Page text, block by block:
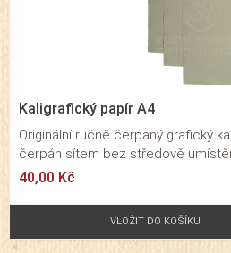
Kaligrafický papír A4
Originální ručně čerpaný grafický
čerpán sítem bez středově
čerpaný papír určený pro tvorbu
40,00 Kč
VLOŽIT DO KOŠÍKU